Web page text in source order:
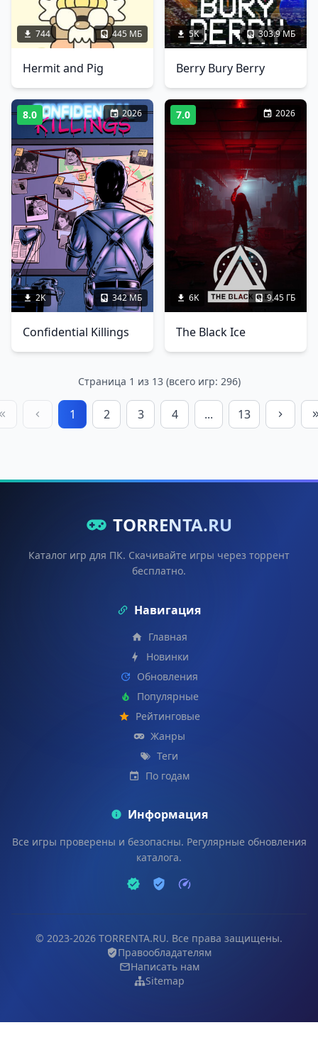
744 445 МБ
Hermit and Pig
5K 303.9 МБ
Berry Bury Berry
8.0 2026
2K 342 МБ
Confidential Killings
7.0 2026
6K 9.45 ГБ
The Black Ice
Страница 1 из 13 (всего игр: 296)
1 2 3 4 ... 13
TORRENTA.RU
Каталог игр для ПК. Скачивайте игры через торрент
бесплатно.
Навигация
Главная
Новинки
Обновления
Популярные
Рейтинговые
Жанры
Теги
По годам
Информация
Все игры проверены и безопасны. Регулярные обновления
каталога.
© 2023-2026 TORRENTA.RU. Все права защищены.
Правообладателям
Написать нам
Sitemap